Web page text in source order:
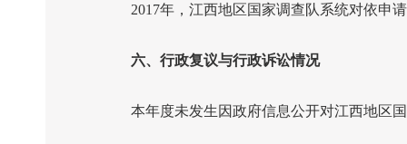
2017年，江西地区国家调查队系统对依申
六、行政复议与行政诉讼情况
本年度未发生因政府信息公开对江西地区国